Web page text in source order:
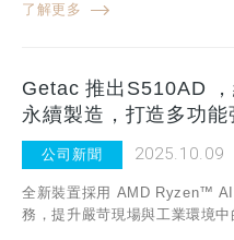
了解更多
Getac 推出S510AD
永續製造，打造多功
公司新聞 2025.10.09
全新裝置採用 AMD Ryzen™
務，提升嚴苛現場與工業環境中